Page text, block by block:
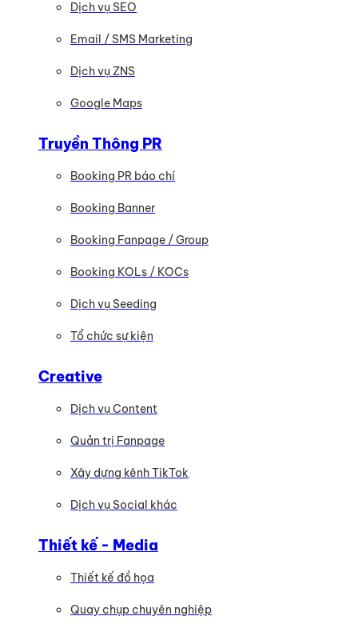
Dịch vụ SEO
Email / SMS Marketing
Dịch vụ ZNS
Google Maps
Truyền Thông PR
Booking PR báo chí
Booking Banner
Booking Fanpage / Group
Booking KOLs / KOCs
Dịch vụ Seeding
Tổ chức sự kiện
Creative
Dịch vụ Content
Quản trị Fanpage
Xây dựng kênh TikTok
Dịch vụ Social khác
Thiết kế - Media
Thiết kế đồ họa
Quay chụp chuyên nghiệp